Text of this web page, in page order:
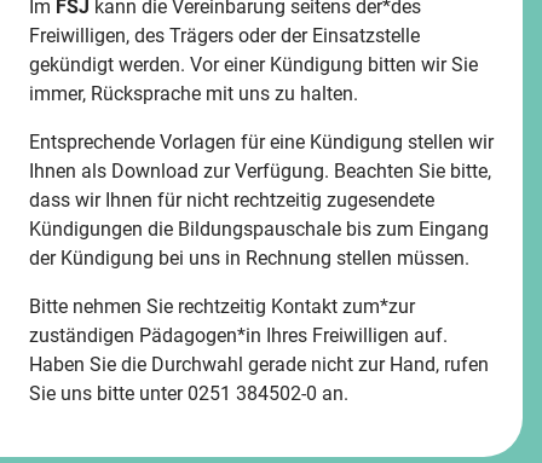
Im FSJ kann die Vereinbarung seitens der*des
Freiwilligen, des Trägers oder der Einsatzstelle
gekündigt werden. Vor einer Kündigung bitten wir Sie
immer, Rücksprache mit uns zu halten.
Entsprechende Vorlagen für eine Kündigung stellen wir
Ihnen als Download zur Verfügung. Beachten Sie bitte,
dass wir Ihnen für nicht rechtzeitig zugesendete
Kündigungen die Bildungspauschale bis zum Eingang
der Kündigung bei uns in Rechnung stellen müssen.
Bitte nehmen Sie rechtzeitig Kontakt zum*zur
zuständigen Pädagogen*in Ihres Freiwilligen auf.
Haben Sie die Durchwahl gerade nicht zur Hand, rufen
Sie uns bitte unter 0251 384502-0 an.